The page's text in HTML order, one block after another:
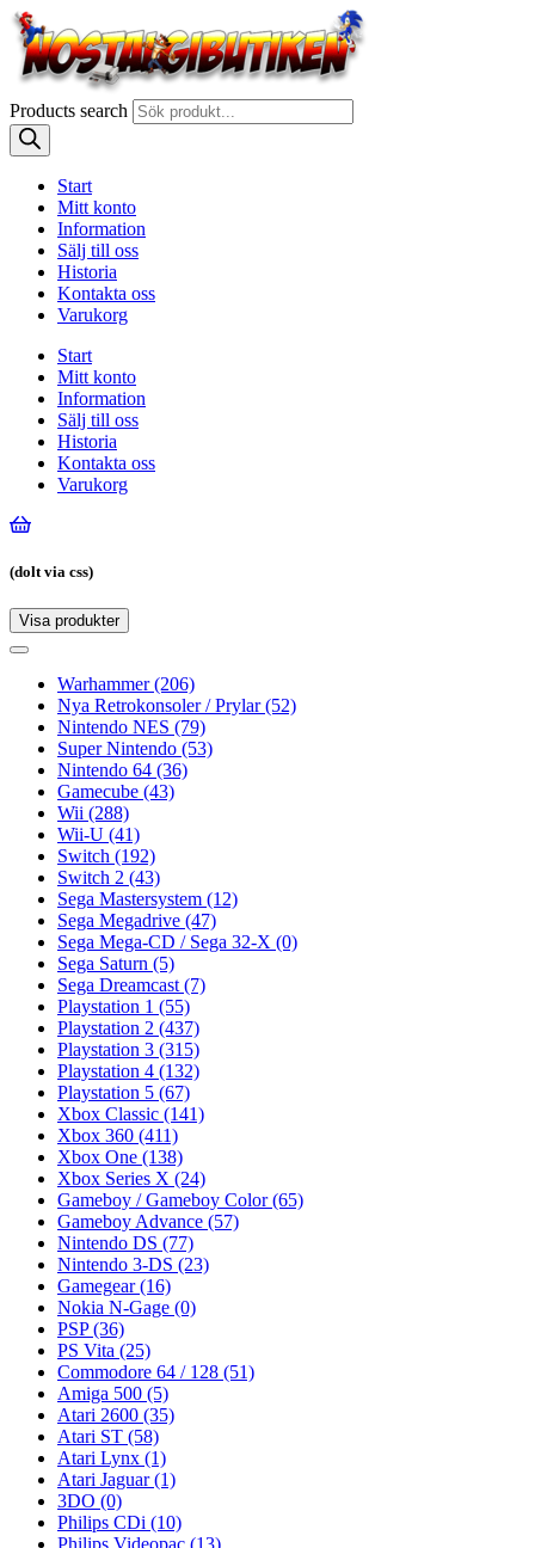
Products search
Start
Mitt konto
Information
Sälj till oss
Historia
Kontakta oss
Varukorg
Start
Mitt konto
Information
Sälj till oss
Historia
Kontakta oss
Varukorg
(dolt via css)
Visa produkter
Toggle
Toggle
navigationWarhammer(206)
Nya Retrokonsoler / Prylar(52)
Nintendo NES (79)
Super Nintendo (53)
Nintendo 64 (36)
Gamecube (43)
Wii (288)
Wii-U (41)
Switch (192)
Switch 2 (43)
Sega Mastersystem (12)
Sega Megadrive (47)
Sega Mega-CD / Sega 32-X (0)
Sega Saturn (5)
Sega Dreamcast (7)
Playstation 1 (55)
Playstation 2 (437)
Playstation 3 (315)
Playstation 4 (132)
Playstation 5 (67)
Xbox Classic (141)
Xbox 360 (411)
Xbox One (138)
Xbox Series X (24)
Gameboy / Gameboy Color(65)
Gameboy Advance (57)
Nintendo DS (77)
Nintendo 3-DS (23)
Gamegear(16)
Nokia N-Gage (0)
PSP(36)
PS Vita (25)
Commodore 64 / 128 (51)
Amiga 500 (5)
Atari 2600 (35)
Atari ST (58)
Atari Lynx (1)
Atari Jaguar(1)
3DO (0)
Philips CDi (10)